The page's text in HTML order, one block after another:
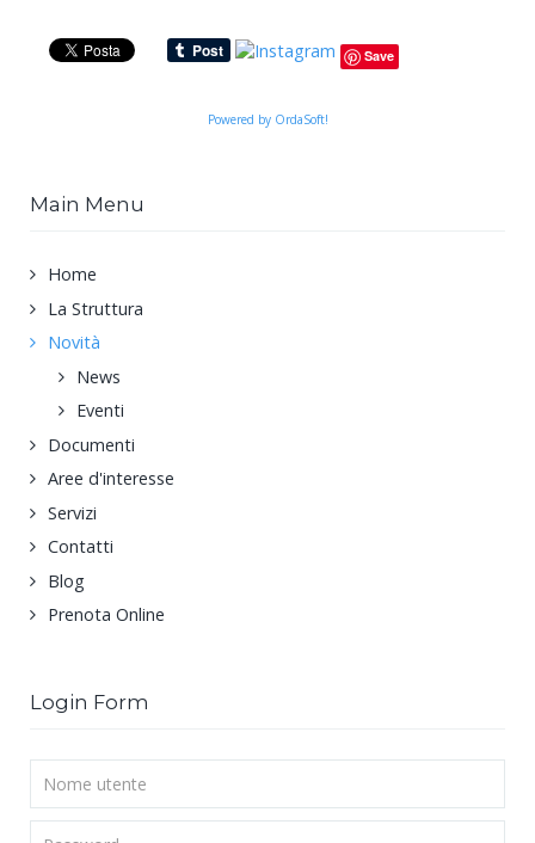
Save
Powered by OrdaSoft!
Main Menu
Home
La Struttura
Novità
News
Eventi
Documenti
Aree d'interesse
Servizi
Contatti
Blog
Prenota Online
Login Form
utente